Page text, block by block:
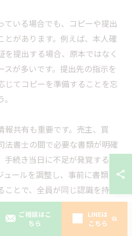
ている場合でも、コピーや提出
とがあります。例えば、本人確
提出する場合、原本ではなく
スが多いです。提出先の指示を
じてコピーを準備することを忘
報共有も重要です。売主、買
法書士の間で必要な書類が明確
続き当日に不足が発覚する可
ールを調整し、事前に書類の
とで、全員が同じ認識を持つ
しやすいトラブルと
ご相談はこ
ちら
LINEは
こちら